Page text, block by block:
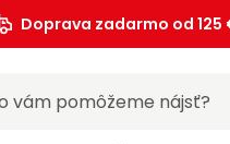
Doprava zadarmo od 125